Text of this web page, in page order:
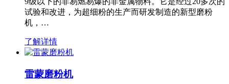
试验和改进，为超细粉的生产而研发制造的新型磨粉
机，…
了解详情
雷蒙磨粉机